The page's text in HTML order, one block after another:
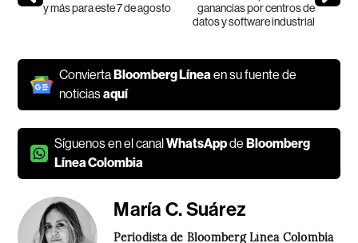
y más para este 7 de agosto
ganancias por centros de
datos y software industrial
ConviertaBloomberg Líneaen su fuente de
noticiasaquí
Síguenos en el canalWhatsAppdeBloomberg
Línea Colombia
María C. Suárez
Periodista de Bloomberg Línea Colombia